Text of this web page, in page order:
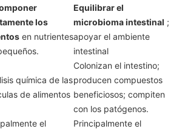
los
en nutrientes
Equilibrar el
microbioma intestinal ;
apoyar el ambiente
intestinal
química de las
de alimentos
Colonizan el intestino;
producen compuestos
beneficiosos; compiten
con los patógenos.
el
Principalmente el